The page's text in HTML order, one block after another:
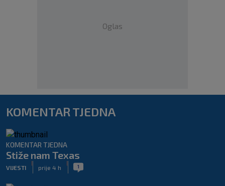
Oglas
KOMENTAR TJEDNA
KOMENTAR TJEDNA
Stiže nam Texas
VIJESTI prije 4 h 1